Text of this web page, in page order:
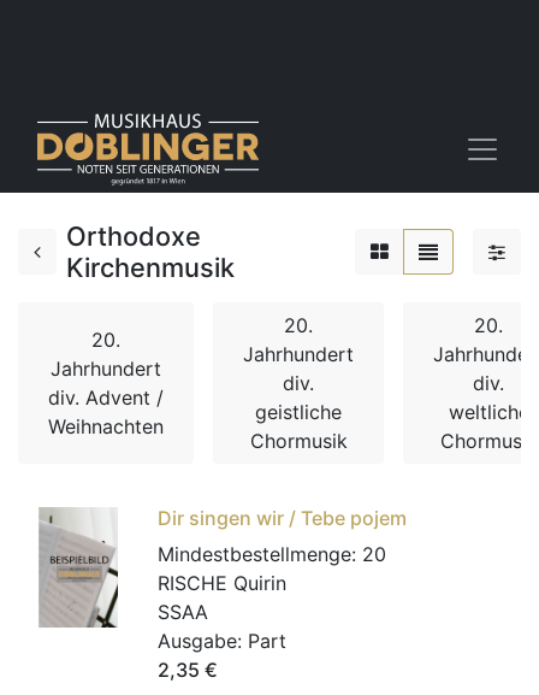
Orthodoxe
Kirchenmusik
20.
Jahrhundert
div. Advent /
Weihnachten
20.
Jahrhundert
div.
geistliche
Chormusik
20.
div.
weltliche
Chormusik
Dir singen wir / Tebe pojem
Mindestbestellmenge: 20
RISCHE Quirin
SSAA
Ausgabe: Part
2,35 €